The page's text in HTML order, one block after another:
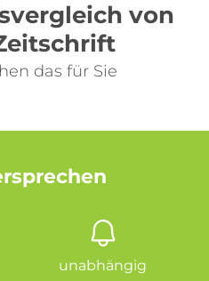
von
das für Sie
unabhängig